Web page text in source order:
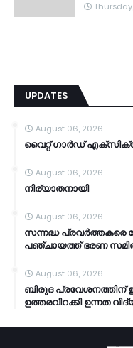
UPDATES
August 06, 2026
വൈറ്റ് ഗാർഡ്
August 06, 2026
നിര്യാതനായി
August 06, 2026
സന്നദ്ധ പ്രവർത്തകരെ
പഞ്ചായത്ത്‌ ഭരണ
August 06, 2026
ബിരുദ പ്രവേശനത്തിന്
ഉത്തരവിറക്കി ഉന്നത